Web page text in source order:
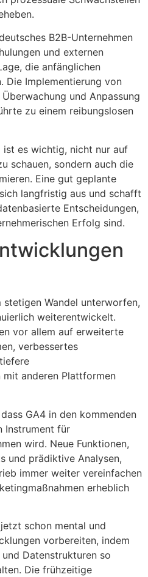
B2B-Unternehmen
und externen
die anfänglichen
Die Implementierung von
und Anpassung
zu einem reibungslosen
ist es wichtig, nicht nur auf
schauen, sondern auch die
Eine gut geplante
langfristig aus und schafft
Entscheidungen,
Erfolg sind.
Wandel unterworfen,
weiterentwickelt.
vor allem auf erweiterte
verbessertes
anderen Plattformen
GA4 in den kommenden
Instrument für
wird. Neue Funktionen,
und prädiktive Analysen,
immer weiter vereinfachen
erheblich
schon mental und
vorbereiten, indem
Datenstrukturen so
Die frühzeitige